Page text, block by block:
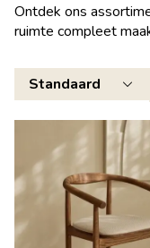
Ontdek ons
ruimte compleet